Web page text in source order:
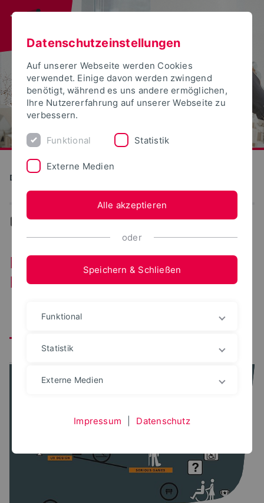
Detmolder Schule für Gestaltung
... News
Neuigkeiten aus dem
Forschungsbereich
urbanLab
nextPlace
Datenschutzeinstellungen
Auf unserer Webseite werden Cookies
verwendet. Einige davon werden zwingend
benötigt, während es uns andere ermöglichen,
Ihre Nutzererfahrung auf unserer Webseite zu
verbessern.
Funktional Statistik
Externe Medien
Alle akzeptieren
oder
Speichern & Schließen
Funktional
Statistik
Externe Medien
Impressum Datenschutz